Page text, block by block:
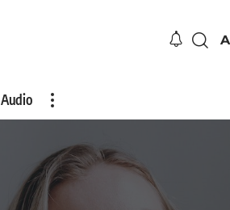
Audio